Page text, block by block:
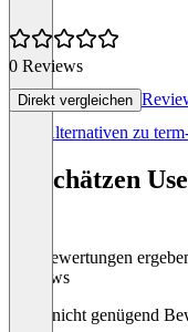
0 Reviews
Direkt vergleichen
Alle Alternativen zu
So schätzen
Die Bewertungen
Reviews
Noch nicht genügend